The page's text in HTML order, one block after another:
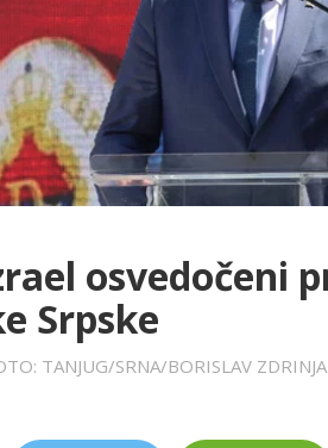
osvedočeni
Srpske
TANJUG/SRNA/BORISLAV ZDRINJA